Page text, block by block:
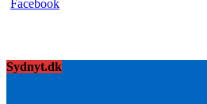
Sydnyt.dk